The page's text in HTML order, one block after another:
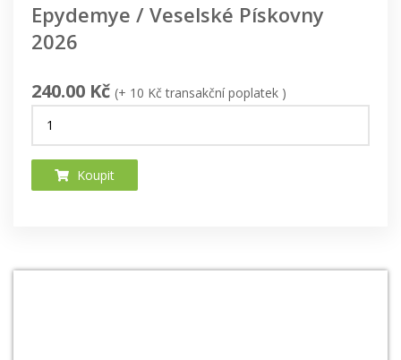
Epydemye / Veselské Pískovny
2026
240.00 Kč (+ 10 Kč transakční poplatek )
Koupit